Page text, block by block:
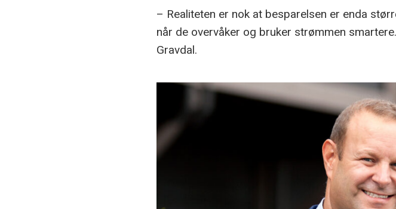
– Realiteten er nok at besparelsen er enda
når de overvåker og bruker strømmen
Gravdal.